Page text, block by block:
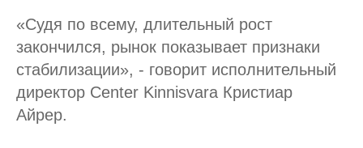
«Судя по всему, длительный рост
закончился, рынок показывает признаки
стабилизации», - говорит исполнительный
директор Center Kinnisvara Кристиар
Айрер.